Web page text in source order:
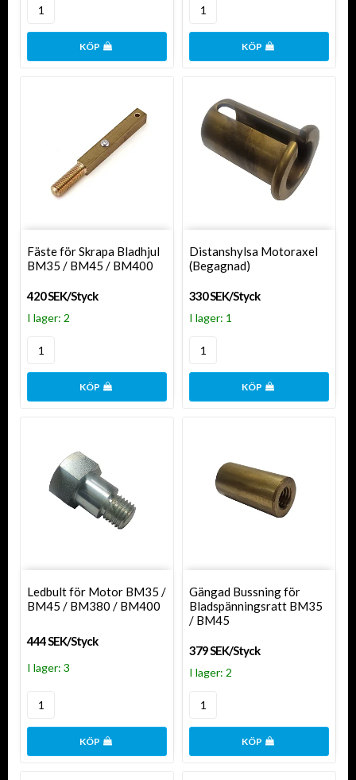
KÖP KÖP
Fäste för Skrapa Bladhjul
BM35 / BM45 / BM400
420 SEK/Styck
I lager: 2
KÖP
Distanshylsa Motoraxel
(Begagnad)
330 SEK/Styck
I lager: 1
KÖP
Ledbult för Motor BM35 /
BM45 / BM380 / BM400
444 SEK/Styck
I lager: 3
KÖP
Gängad Bussning för
Bladspänningsratt BM35
/ BM45
379 SEK/Styck
I lager: 2
KÖP